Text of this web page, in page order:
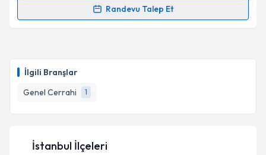
İlgili Branşlar
Genel Cerrahi
1
Randevu Talep Et
bilgilendireceğiz.
E-posta Adresiniz
Kişisel verilerimin işlenmesine ilişkin
İstanbul İlçeleri